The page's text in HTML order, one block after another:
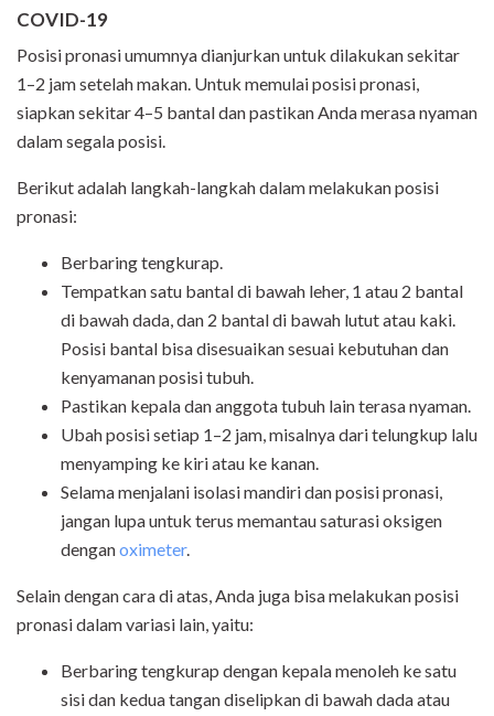
COVID-19
Posisi pronasi umumnya dianjurkan untuk dilakukan sekitar
1–2 jam setelah makan. Untuk memulai posisi pronasi,
siapkan sekitar 4–5 bantal dan pastikan Anda merasa nyaman
dalam segala posisi.
Berikut adalah langkah-langkah dalam melakukan posisi
pronasi:
Berbaring tengkurap.
Tempatkan satu bantal di bawah leher, 1 atau 2 bantal
di bawah dada, dan 2 bantal di bawah lutut atau kaki.
Posisi bantal bisa disesuaikan sesuai kebutuhan dan
kenyamanan posisi tubuh.
Pastikan kepala dan anggota tubuh lain terasa nyaman.
Ubah posisi setiap 1–2 jam, misalnya dari telungkup lalu
menyamping ke kiri atau ke kanan.
Selama menjalani isolasi mandiri dan posisi pronasi,
jangan lupa untuk terus memantau saturasi oksigen
denganoximeter.
Selain dengan cara di atas, Anda juga bisa melakukan posisi
pronasi dalam variasi lain, yaitu:
Berbaring tengkurap dengan kepala menoleh ke satu
sisi dan kedua tangan diselipkan di bawah dada atau